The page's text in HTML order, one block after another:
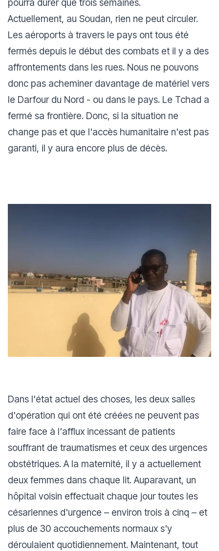
pourra durer que trois semaines.
Actuellement, au Soudan, rien ne peut circuler.
Les aéroports à travers le pays ont tous été
fermés depuis le début des combats et il y a des
affrontements dans les rues. Nous ne pouvons
donc pas acheminer davantage de matériel vers
le Darfour du Nord - ou dans le pays. Le Tchad a
fermé sa frontière. Donc, si la situation ne
change pas et que l'accès humanitaire n'est pas
garanti, il y aura encore plus de décès.
Dans l'état actuel des choses, les deux salles
d'opération qui ont été créées ne peuvent pas
faire face à l'afflux incessant de patients
souffrant de traumatismes et ceux des urgences
obstétriques. A la maternité, il y a actuellement
deux femmes dans chaque lit. Auparavant, un
hôpital voisin effectuait chaque jour toutes les
césariennes d'urgence – environ trois à cinq – et
plus de 30 accouchements normaux s'y
déroulaient quotidiennement. Maintenant, tout